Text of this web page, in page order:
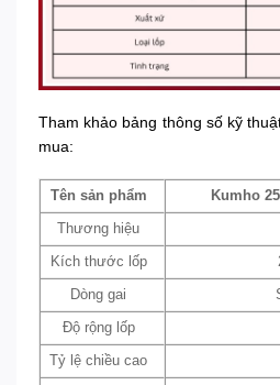
Tham khảo bảng thông số kỹ
mua:
Tên sản phẩm Kumho
Thương hiệu
Kích thước lốp
Dòng gai
Độ rộng lốp
Tỷ lệ chiều cao